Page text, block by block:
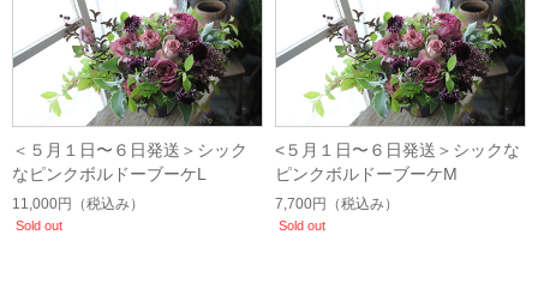
＜５月１日〜６日発送＞シック
なピンクボルドーブーケL
11,000円 （税込み）
Sold out
<５月１日〜６日発送＞シックな
ピンクボルドーブーケM
7,700円 （税込み）
Sold out